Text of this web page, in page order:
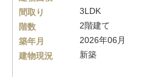
間取り
3LDK
階数
2階建て
築年月
2026年06月
建物現況
新築